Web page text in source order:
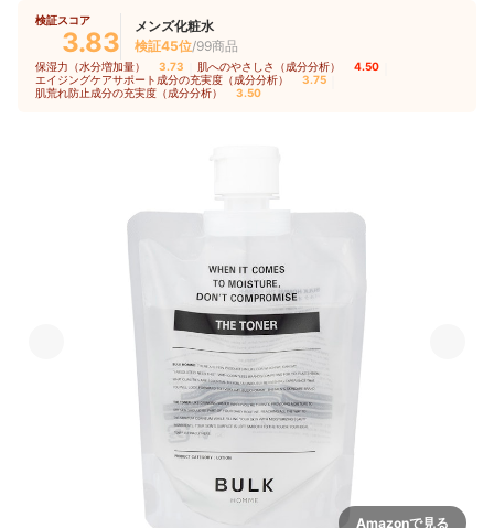
検証スコア
3.83
メンズ化粧水
検証45位/99商品
保湿力（水分増加量） 3.73 肌へのやさしさ（成分分析） 4.50
エイジングケアサポート成分の充実度（成分分析） 3.75
肌荒れ防止成分の充実度（成分分析） 3.50
Amazonで見る